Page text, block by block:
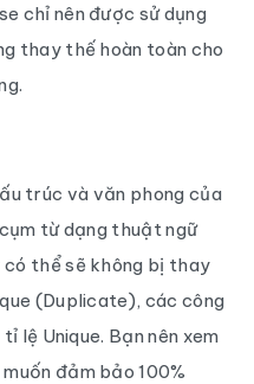
chỉ nên được sử dụng
thay thế hoàn toàn cho
trúc và văn phong của
từ dạng thuật ngữ
có thể sẽ không bị thay
(Duplicate), các công
lệ Unique. Bạn nên xem
đảm bảo 100%